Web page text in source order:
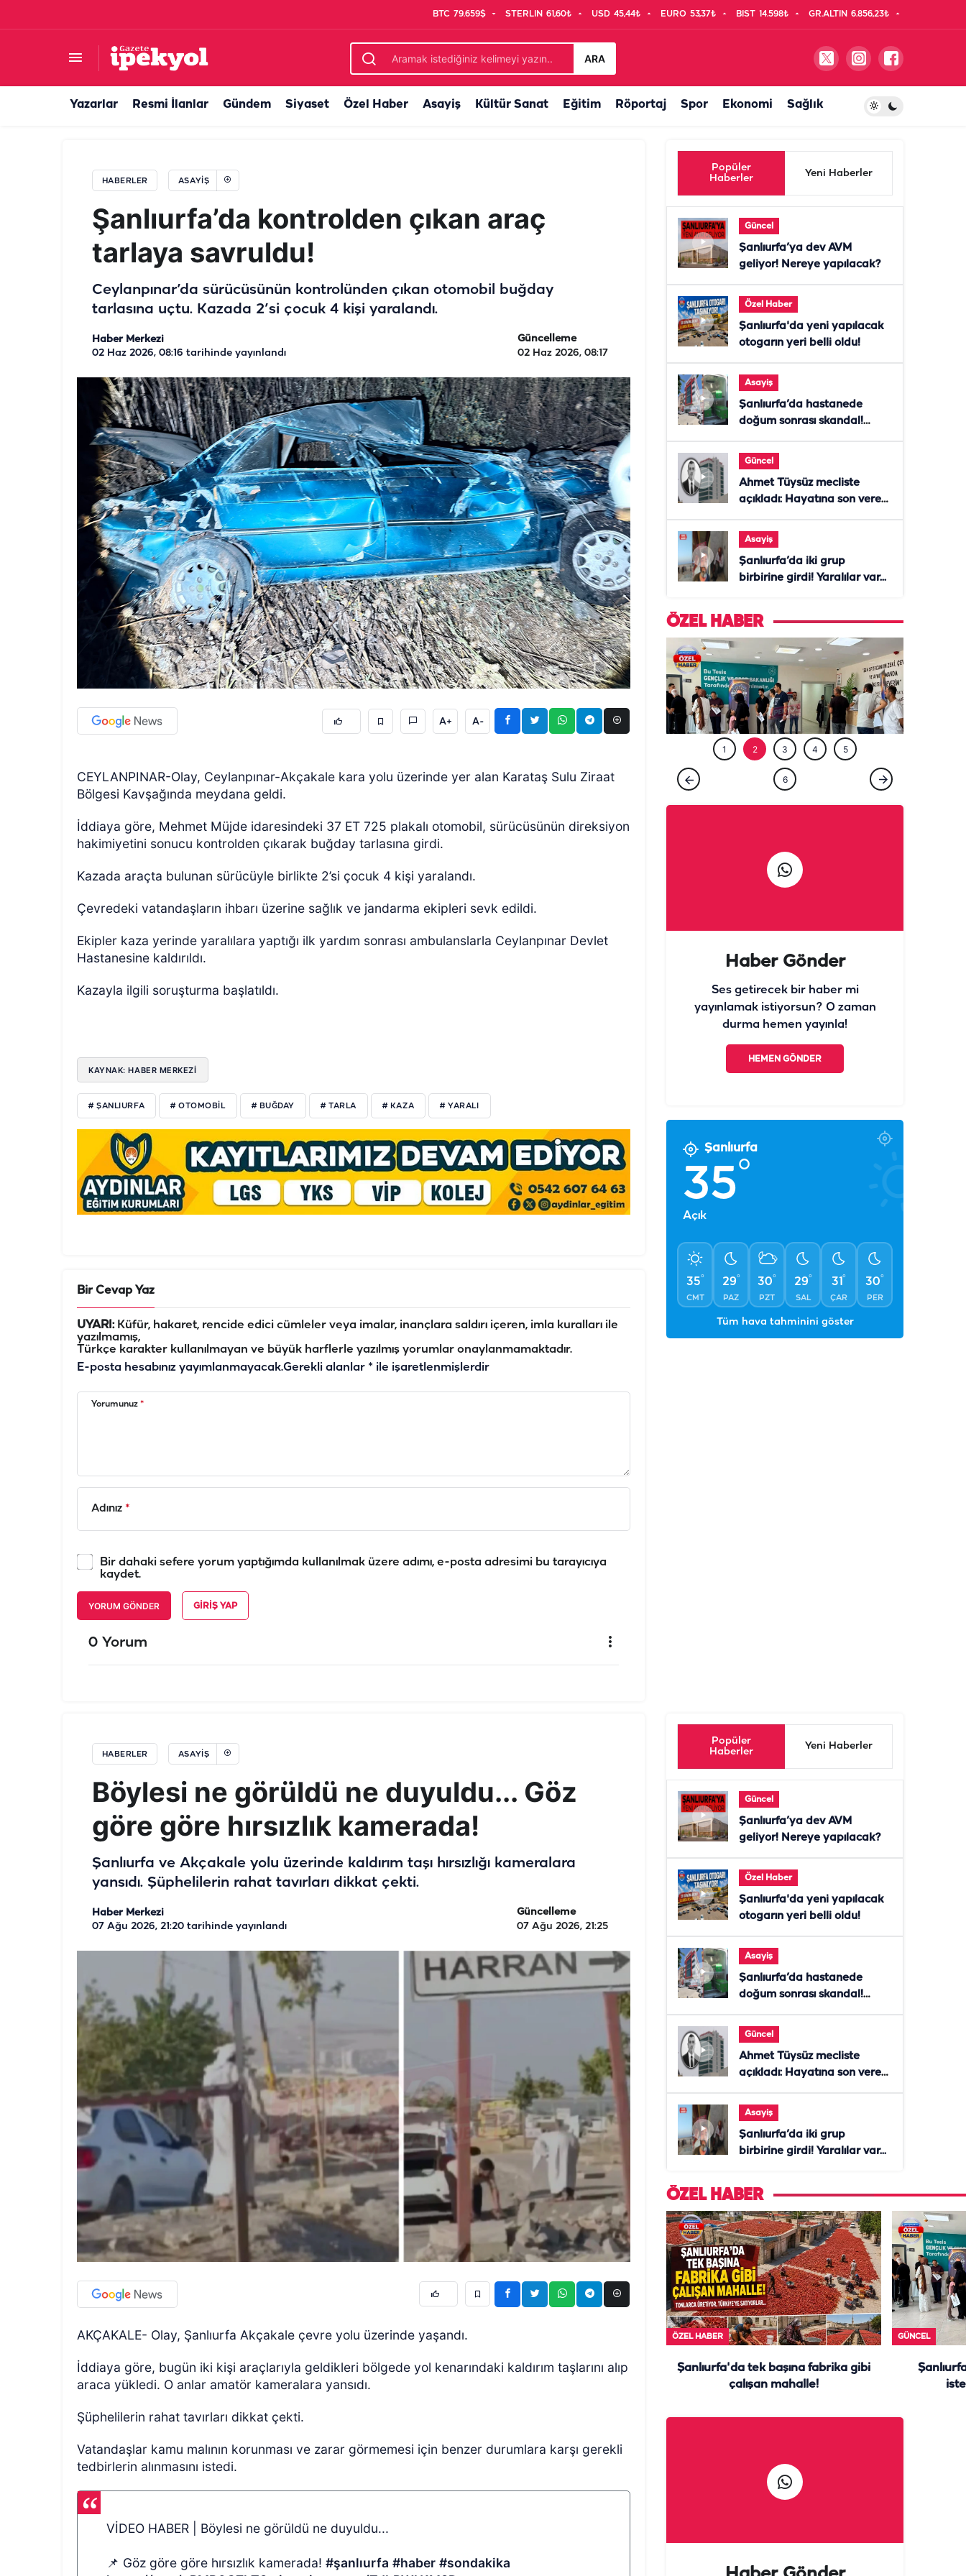
BTC 79.659$ STERLIN 61,60₺ USD 45,44₺ EURO 53,37₺ BIST 14.598₺ GR.ALTIN 6.856,23₺
ARA
Yazarlar Resmi İlanlar Gündem Siyaset Özel Haber Asayiş Kültür Sanat Eğitim Röportaj Spor Ekonomi Sağlık
HABERLER ASAYIŞ
Şanlıurfa’da kontrolden çıkan araç
tarlaya savruldu!
Ceylanpınar’da sürücüsünün kontrolünden çıkan otomobil buğday
tarlasına uçtu. Kazada 2’si çocuk 4 kişi yaralandı.
Haber Merkezi
02 Haz 2026, 08:16 tarihinde yayınlandı
Güncelleme
02 Haz 2026, 08:17
A+ A-
CEYLANPINAR-Olay, Ceylanpınar-Akçakale kara yolu üzerinde yer alan Karataş Sulu Ziraat
Bölgesi Kavşağında meydana geldi.
İddiaya göre, Mehmet Müjde idaresindeki 37 ET 725 plakalı otomobil, sürücüsünün direksiyon
hakimiyetini sonucu kontrolden çıkarak buğday tarlasına girdi.
Kazada araçta bulunan sürücüyle birlikte 2’si çocuk 4 kişi yaralandı.
Çevredeki vatandaşların ihbarı üzerine sağlık ve jandarma ekipleri sevk edildi.
Ekipler kaza yerinde yaralılara yaptığı ilk yardım sonrası ambulanslarla Ceylanpınar Devlet
Hastanesine kaldırıldı.
Kazayla ilgili soruşturma başlatıldı.
KAYNAK: HABER MERKEZİ
# ŞANLIURFA # OTOMOBİL # BUĞDAY # TARLA # KAZA # YARALI
Bir Cevap Yaz
UYARI:Küfür, hakaret, rencide edici cümleler veya imalar, inançlara saldırı içeren, imla kuralları ile
yazılmamış,
Türkçe karakter kullanılmayan ve büyük harflerle yazılmış yorumlar onaylanmamaktadır.
E-posta hesabınız yayımlanmayacak.Gerekli alanlar * ile işaretlenmişlerdir
Yorumunuz *
Adınız *
Bir dahaki sefere yorum yaptığımda kullanılmak üzere adımı, e-posta adresimi bu tarayıcıya
kaydet.
YORUM GÖNDER GIRIŞ YAP
0 Yorum
Popüler
Haberler
Yeni Haberler
Güncel
Şanlıurfa’ya dev AVM
geliyor! Nereye yapılacak?
Özel Haber
Şanlıurfa'da yeni yapılacak
otogarın yeri belli oldu!
Asayiş
Şanlıurfa’da hastanede
doğum sonrası skandal!
Güncel
Ahmet Tüysüz mecliste
açıkladı: Hayatına son veren
ölmezdim" notunu bıraktı
Asayiş
Şanlıurfa’da iki grup
birbirine girdi! Yaralılar var...
ÖZEL HABER
ÖZEL HABER GÜNCEL
Şanlıurfa’da ‘Milyoner’ olmak isteyenler
1 2 3 4 5
6
Haber Gönder
Ses getirecek bir haber mi
yayınlamak istiyorsun? O zaman
durma hemen yayınla!
HEMEN GÖNDER
Şanlıurfa
35°
Açık
35°
CMT
29°
PAZ
30°
PZT
29°
SAL
31°
ÇAR
30°
PER
Tüm hava tahminini göster
HABERLER ASAYIŞ
Böylesi ne görüldü ne duyuldu... Göz
göre göre hırsızlık kamerada!
Şanlıurfa ve Akçakale yolu üzerinde kaldırım taşı hırsızlığı kameralara
yansıdı. Şüphelilerin rahat tavırları dikkat çekti.
Haber Merkezi
07 Ağu 2026, 21:20 tarihinde yayınlandı
Güncelleme
07 Ağu 2026, 21:25
AKÇAKALE- Olay, Şanlıurfa Akçakale çevre yolu üzerinde yaşandı.
İddiaya göre, bugün iki kişi araçlarıyla geldikleri bölgede yol kenarındaki kaldırım taşlarını alıp
araca yükledi. O anlar amatör kameralara yansıdı.
Şüphelilerin rahat tavırları dikkat çekti.
Vatandaşlar kamu malının korunması ve zarar görmemesi için benzer durumlara karşı gerekli
tedbirlerin alınmasını istedi.
VİDEO HABER | Böylesi ne görüldü ne duyuldu...
📌 Göz göre göre hırsızlık kamerada!#şanlıurfa #haber #sondakika
Popüler
Haberler
Yeni Haberler
Güncel
Şanlıurfa’ya dev AVM
geliyor! Nereye yapılacak?
Özel Haber
Şanlıurfa'da yeni yapılacak
otogarın yeri belli oldu!
Asayiş
Şanlıurfa’da hastanede
doğum sonrası skandal!
Güncel
Ahmet Tüysüz mecliste
açıkladı: Hayatına son veren
ölmezdim" notunu bıraktı
Asayiş
Şanlıurfa’da iki grup
birbirine girdi! Yaralılar var...
ÖZEL HABER
ÖZEL HABER
Şanlıurfa'da tek başına fabrika gibi
çalışan mahalle!
GÜNCEL
Ordu’dan Urfa’ya otomobil almak için gelmişti! Feci kazanın kurbanı oldu